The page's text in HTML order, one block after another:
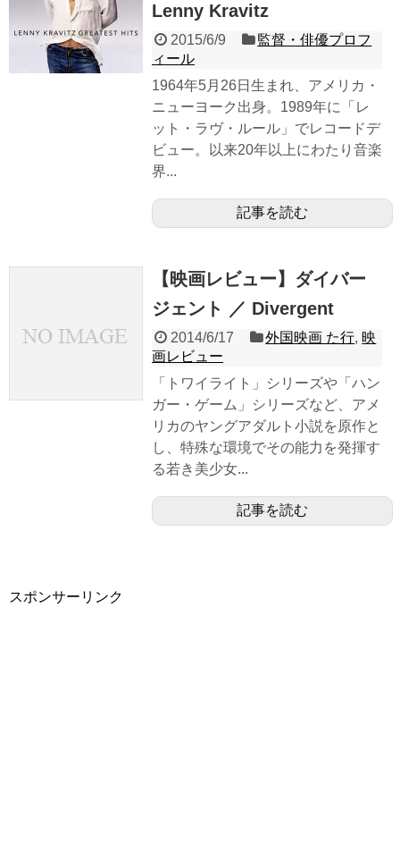
Lenny Kravitz
2015/6/9
監督・俳優プロフ
ィール
1964年5月26日生まれ、アメリカ・
ニューヨーク出身。1989年に「レ
ット・ラヴ・ルール」でレコードデ
ビュー。以来20年以上にわたり音楽
界...
記事を読む
【映画レビュー】ダイバー
ジェント ／ Divergent
2014/6/17 外国映画 た行, 映
画レビュー
「トワイライト」シリーズや「ハン
ガー・ゲーム」シリーズなど、アメ
リカのヤングアダルト小説を原作と
し、特殊な環境でその能力を発揮す
る若き美少女...
記事を読む
スポンサーリンク